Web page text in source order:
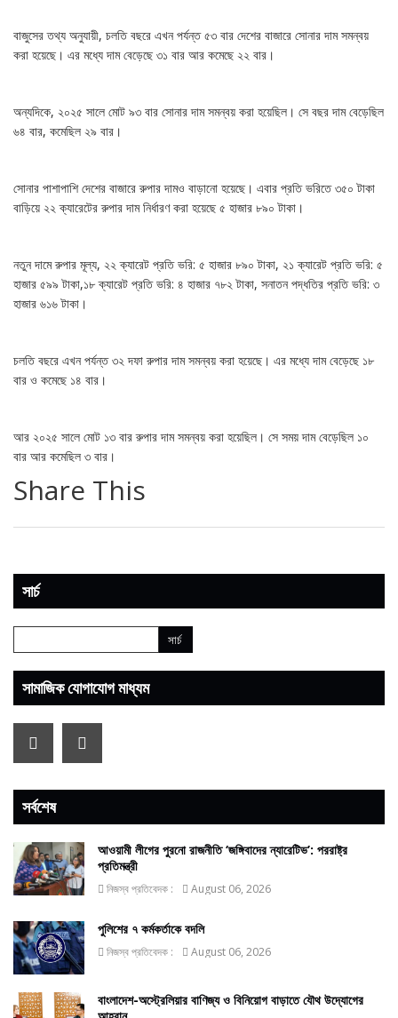
বাজুসের তথ্য অনুযায়ী, চলতি বছরে এখন পর্যন্ত ৫৩ বার দেশের বাজারে সোনার দাম সমন্বয়
করা হয়েছে। এর মধ্যে দাম বেড়েছে ৩১ বার আর কমেছে ২২ বার।
অন্যদিকে, ২০২৫ সালে মোট ৯৩ বার সোনার দাম সমন্বয় করা হয়েছিল। সে বছর দাম বেড়েছিল
৬৪ বার, কমেছিল ২৯ বার।
সোনার পাশাপাশি দেশের বাজারে রুপার দামও বাড়ানো হয়েছে। এবার প্রতি ভরিতে ৩৫০ টাকা
বাড়িয়ে ২২ ক্যারেটের রুপার দাম নির্ধারণ করা হয়েছে ৫ হাজার ৮৯০ টাকা।
নতুন দামে রুপার মূল্য, ২২ ক্যারেট প্রতি ভরি: ৫ হাজার ৮৯০ টাকা, ২১ ক্যারেট প্রতি ভরি: ৫
হাজার ৫৯৯ টাকা,১৮ ক্যারেট প্রতি ভরি: ৪ হাজার ৭৮২ টাকা, সনাতন পদ্ধতির প্রতি ভরি: ৩
হাজার ৬১৬ টাকা।
চলতি বছরে এখন পর্যন্ত ৩২ দফা রুপার দাম সমন্বয় করা হয়েছে। এর মধ্যে দাম বেড়েছে ১৮
বার ও কমেছে ১৪ বার।
আর ২০২৫ সালে মোট ১৩ বার রুপার দাম সমন্বয় করা হয়েছিল। সে সময় দাম বেড়েছিল ১০
বার আর কমেছিল ৩ বার।
Share This
সার্চ
সামাজিক যোগাযোগ মাধ্যম
সর্বশেষ
আওয়ামী লীগের পুরনো রাজনীতি ‘জঙ্গিবাদের ন্যারেটিভ’: পররাষ্ট্র
প্রতিমন্ত্রী
নিজস্ব প্রতিবেদক : August 06, 2026
পুলিশের ৭ কর্মকর্তাকে বদলি
নিজস্ব প্রতিবেদক : August 06, 2026
বাংলাদেশ-অস্ট্রেলিয়ার বাণিজ্য ও বিনিয়োগ বাড়াতে যৌথ উদ্যোগের